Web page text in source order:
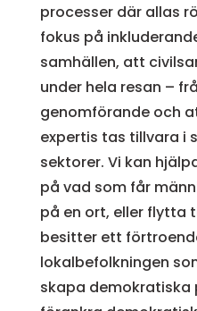
processer där allas
fokus på
samhällen, att
under hela resan –
genomförande och
expertis tas tillvara i
sektorer. Vi kan
på vad som får
på en ort, eller flytta
besitter ett
lokalbefolkningen
skapa demokratiska